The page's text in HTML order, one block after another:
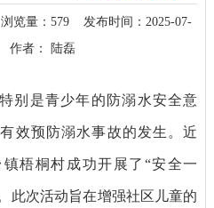
浏览量： 579
发布时间：2025-07-
作者： 陆磊
别是青少年的防溺水安全意
效预防溺水事故的发生。近
梧桐村成功开展了“安全一
此次活动旨在增强社区儿童的